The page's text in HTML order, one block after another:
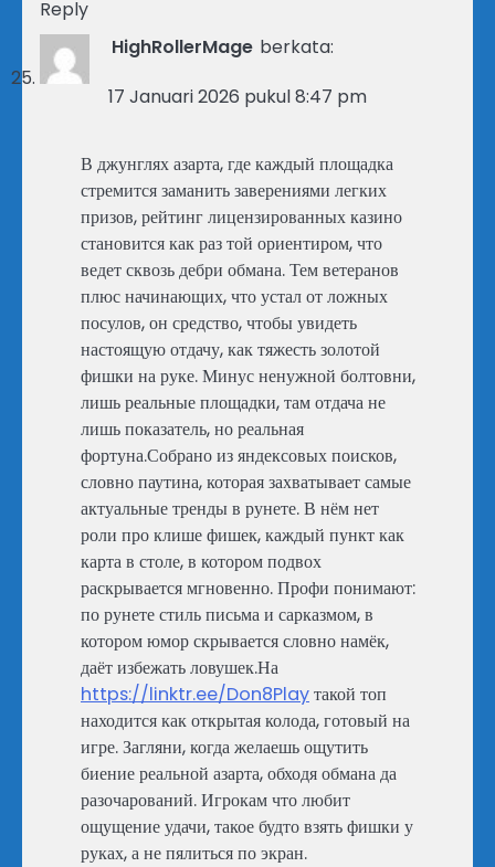
Reply
HighRollerMage berkata:
17 Januari 2026 pukul 8:47 pm
В джунглях азарта, где каждый площадка
стремится заманить заверениями легких
призов, рейтинг лицензированных казино
становится как раз той ориентиром, что
ведет сквозь дебри обмана. Тем ветеранов
плюс начинающих, что устал от ложных
посулов, он средство, чтобы увидеть
настоящую отдачу, как тяжесть золотой
фишки на руке. Минус ненужной болтовни,
лишь реальные площадки, там отдача не
лишь показатель, но реальная
фортуна.Собрано из яндексовых поисков,
словно паутина, которая захватывает самые
актуальные тренды в рунете. В нём нет
роли про клише фишек, каждый пункт как
карта в столе, в котором подвох
раскрывается мгновенно. Профи понимают:
по рунете стиль письма и сарказмом, в
котором юмор скрывается словно намёк,
даёт избежать ловушек.На
https://linktr.ee/Don8Playтакой топ
находится как открытая колода, готовый на
игре. Загляни, когда желаешь ощутить
биение реальной азарта, обходя обмана да
разочарований. Игрокам что любит
ощущение удачи, такое будто взять фишки у
руках, а не пялиться по экран.